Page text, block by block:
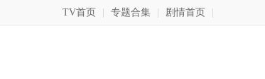
TV首页 专题合集 剧情首页